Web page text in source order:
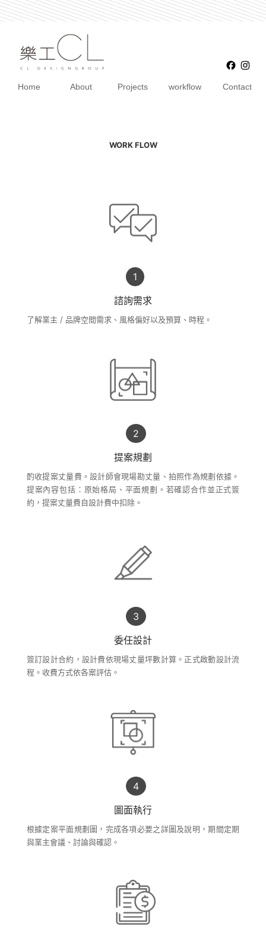
Home About Projects workflow Contact
WORK FLOW
諮詢需求
了解業主 / 品牌空間需求、風格偏好以及預算、時程。
提案規劃
酌收提案丈量費。設計師會現場勘丈量、拍照作為規劃依據。
提案內容包括：原始格局、平面規劃。若確認合作並正式簽
約，提案丈量費自設計費中扣除。
委任設計
簽訂設計合約，設計費依現場丈量坪數計算。正式啟動設計流
程。收費方式依各案評估。
圖面執行
根據定案平面規劃圖，完成各項必要之詳圖及說明，期間定期
與業主會議、討論與確認。